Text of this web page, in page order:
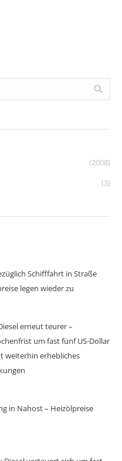
(2008)
(3)
Schifffahrt in Straße
legen wieder zu
erneut teurer –
um fast fünf US-Dollar
weiterhin erhebliches
in Nahost – Heizölpreise